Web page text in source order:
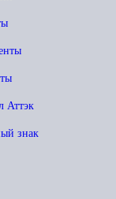
Аттэк
знак